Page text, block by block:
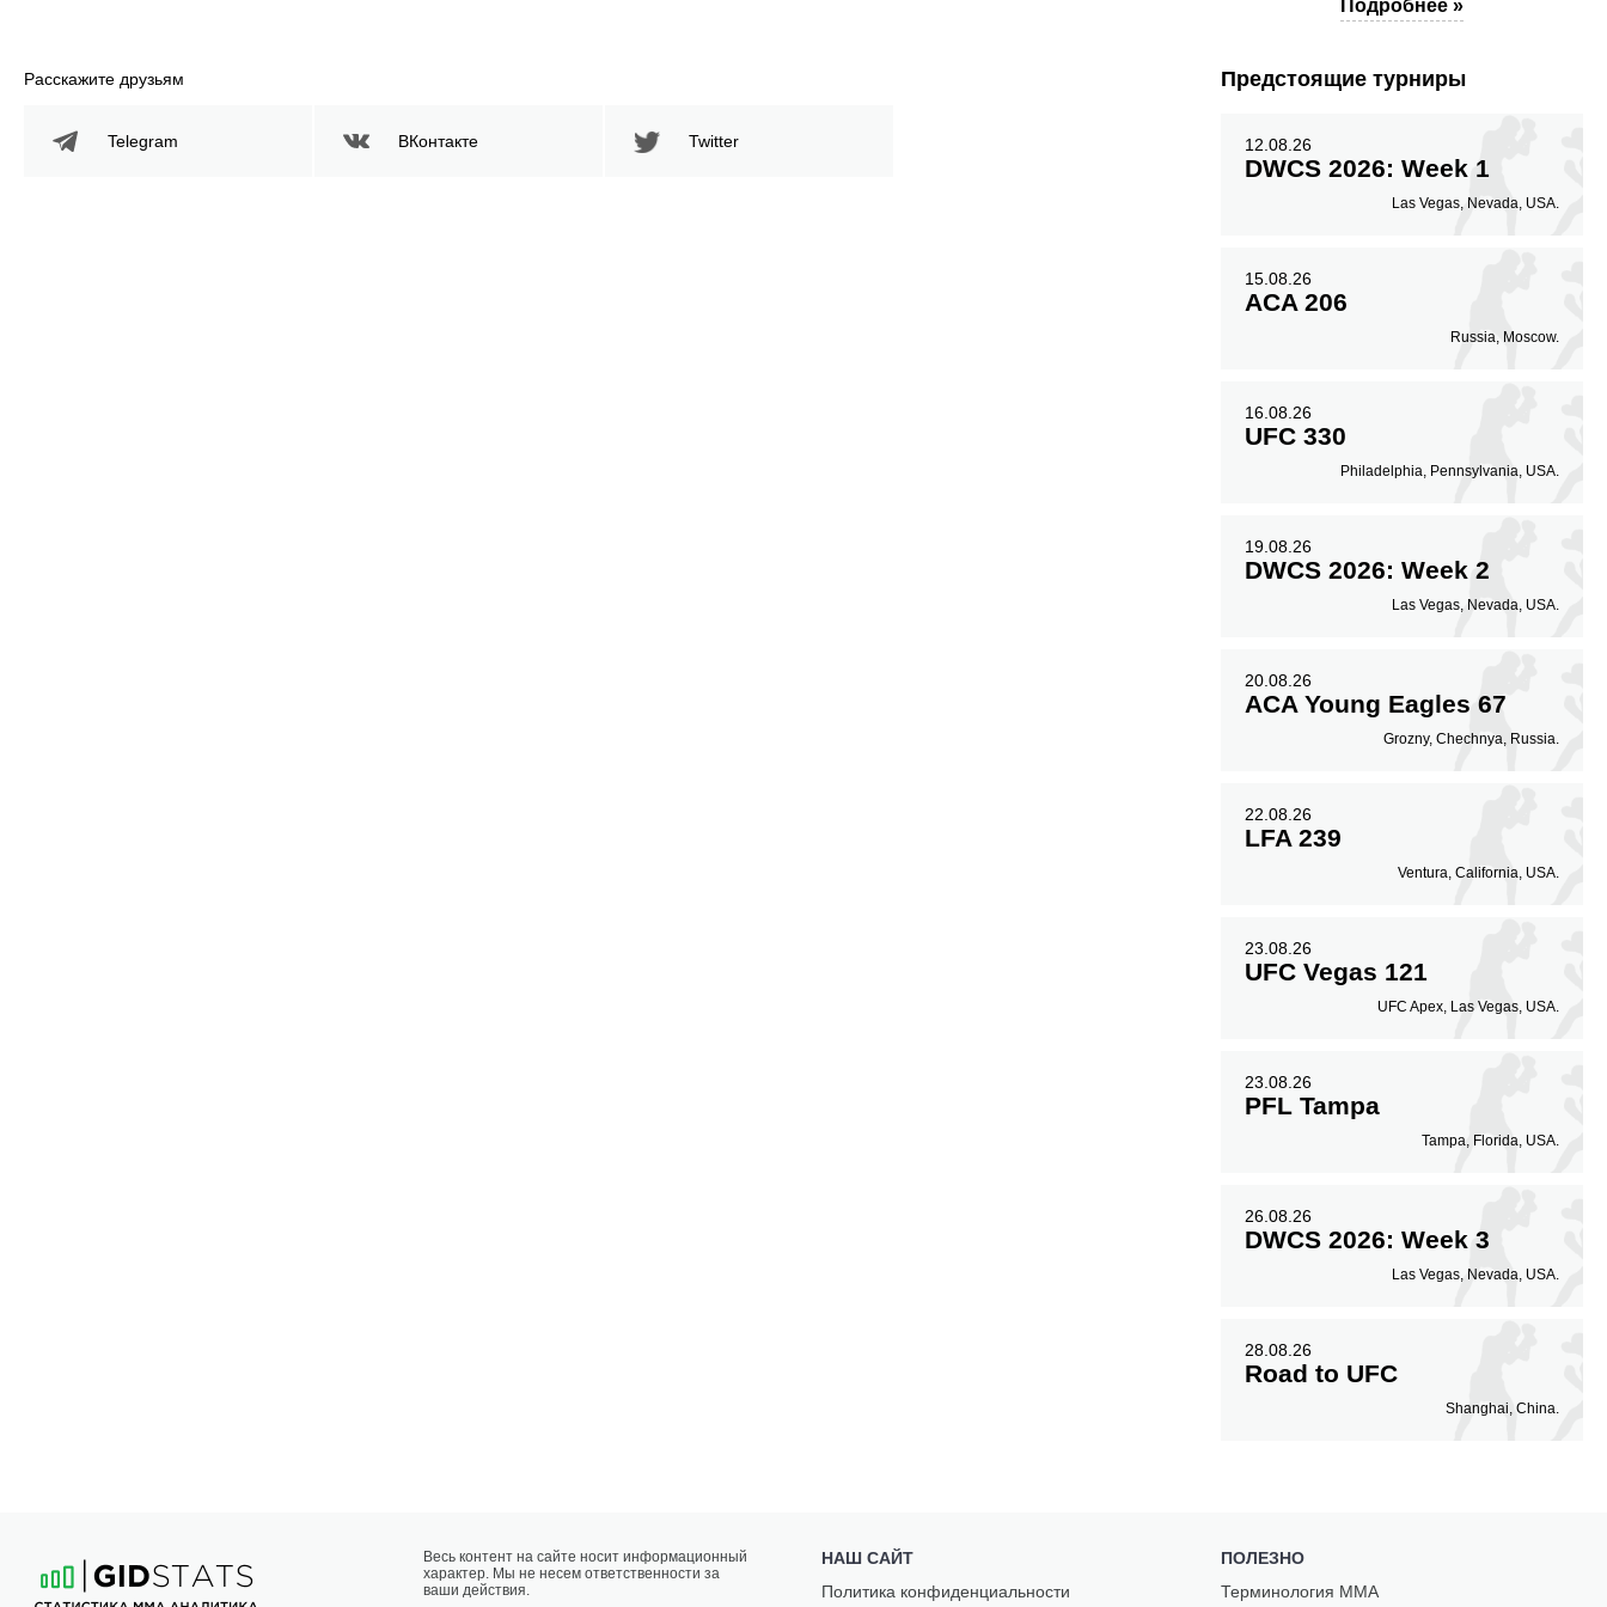
Расскажите друзьям
Telegram ВКонтакте Twitter
Подробнее »
Предстоящие турниры
12.08.26
DWCS 2026: Week 1
Las Vegas, Nevada, USA.
15.08.26
ACA 206
Russia, Moscow.
16.08.26
UFC 330
Philadelphia, Pennsylvania, USA.
19.08.26
DWCS 2026: Week 2
Las Vegas, Nevada, USA.
20.08.26
ACA Young Eagles 67
Grozny, Chechnya, Russia.
22.08.26
LFA 239
Ventura, California, USA.
23.08.26
UFC Vegas 121
UFC Apex, Las Vegas, USA.
23.08.26
PFL Tampa
Tampa, Florida, USA.
26.08.26
DWCS 2026: Week 3
Las Vegas, Nevada, USA.
28.08.26
Road to UFC
Shanghai, China.
Весь контент на сайте носит информационный
характер. Мы не несем ответственности за
ваши действия.
НАШ САЙТ
Политика конфиденциальности
ПОЛЕЗНО
Терминология ММА